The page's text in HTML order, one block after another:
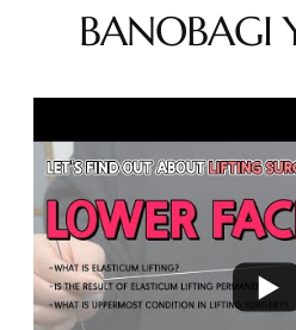
BANOBAGI